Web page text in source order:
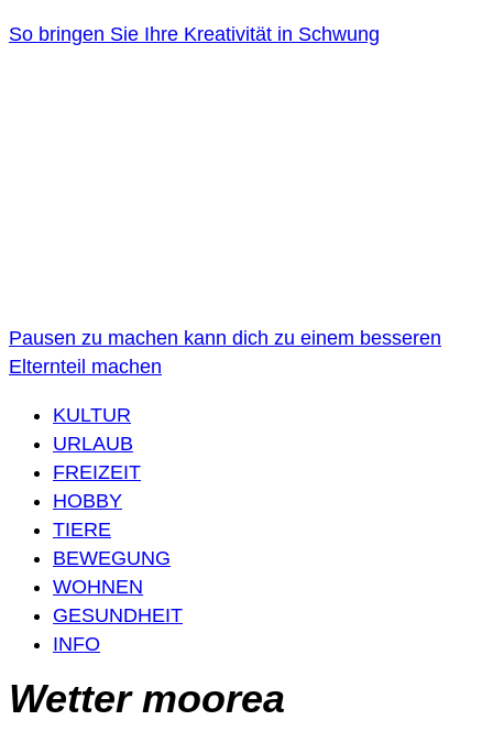
So bringen Sie Ihre Kreativität in Schwung
Pausen zu machen kann dich zu einem besseren
Elternteil machen
KULTUR
URLAUB
FREIZEIT
HOBBY
TIERE
BEWEGUNG
WOHNEN
GESUNDHEIT
INFO
Wetter moorea